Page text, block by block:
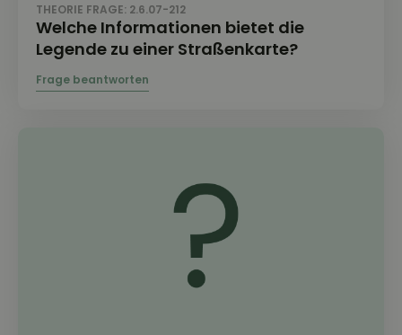
THEORIE FRAGE: 2.6.07-212
Welche Informationen bietet die
Legende zu einer Straßenkarte?